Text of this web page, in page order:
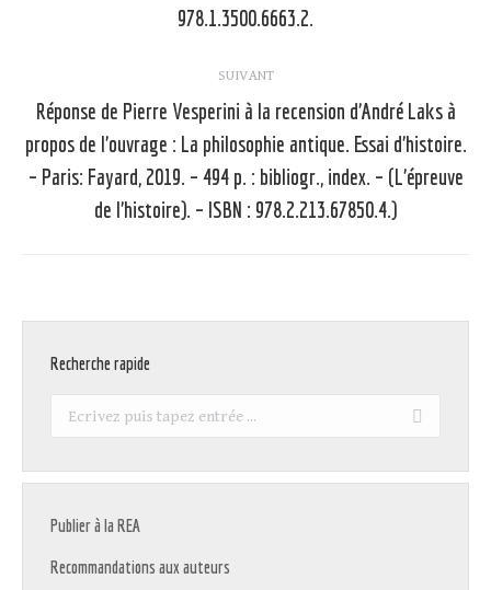
:
978.1.3500.6663.2.
SUIVANT
Article
suivant
:
Réponse de Pierre Vesperini à la recension d’André Laks à
propos de l’ouvrage : La philosophie antique. Essai d’histoire.
– Paris: Fayard, 2019. – 494 p. : bibliogr., index. – (L’épreuve
de l’histoire). – ISBN : 978.2.213.67850.4.)
Recherche rapide
Recherche
Publier à la REA
Recommandations aux auteurs